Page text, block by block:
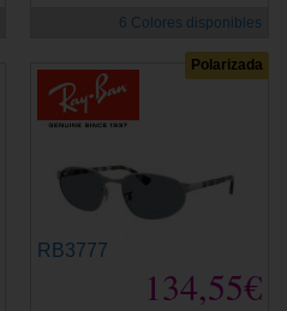
6 Colores disponibles
Polarizada
RB3777
134,55€